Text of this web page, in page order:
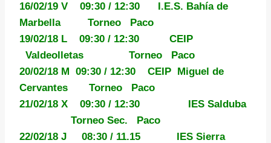
16/02/19 V 09:30 / 12:30 I.E.S. Bahía de
Marbella Torneo Paco
19/02/18 L 09:30 / 12:30 CEIP
Valdeolletas Torneo Paco
20/02/18 M 09:30 / 12:30 CEIP Miguel de
Cervantes Torneo Paco
21/02/18 X 09:30 / 12:30 IES Salduba
Torneo Sec. Paco
22/02/18 J 08:30 / 11.15 IES Sierra